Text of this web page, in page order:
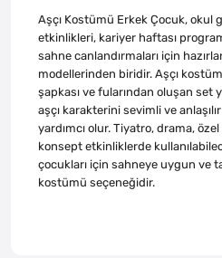
Aşçı Kostümü Erkek Çocuk, okul
etkinlikleri, kariyer haftası
sahne canlandırmaları için
modellerinden biridir. Aşçı
şapkası ve fularından oluşan set
aşçı karakterini sevimli ve
yardımcı olur. Tiyatro, drama,
konsept etkinliklerde
çocukları için sahneye uygun ve
kostümü seçeneğidir.